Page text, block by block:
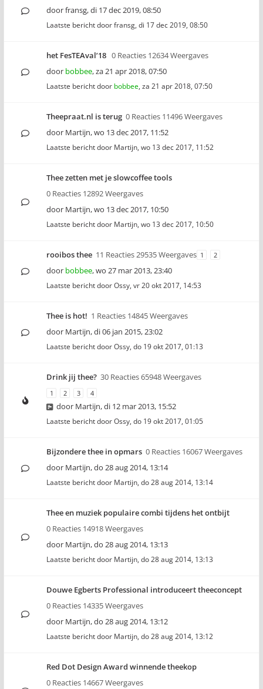
doorfransg,di 17 dec 2019, 08:50
Laatste bericht doorfransg, di 17 dec 2019, 08:50
het FesTEAval’18 0 Reacties 12634 Weergaves
door bobbee,za 21 apr 2018, 07:50
Laatste bericht door bobbee, za 21 apr 2018, 07:50
Theepraat.nl is terug 0 Reacties 11496 Weergaves
door Martijn,wo 13 dec 2017, 11:52
Laatste bericht door Martijn, wo 13 dec 2017, 11:52
Thee zetten met je slowcoffee tools
0 Reacties 12892 Weergaves
door Martijn,wo 13 dec 2017, 10:50
Laatste bericht door Martijn, wo 13 dec 2017, 10:50
rooibos thee 11 Reacties 29535 Weergaves 1 2
door bobbee,wo 27 mar 2013, 23:40
Laatste bericht doorOssy, vr 20 okt 2017, 14:53
Thee is hot! 1 Reacties 14845 Weergaves
door Martijn,di 06 jan 2015, 23:02
Laatste bericht doorOssy, do 19 okt 2017, 01:13
Drink jij thee? 30 Reacties 65948 Weergaves
1 2 3 4
door Martijn,di 12 mar 2013, 15:52
Laatste bericht doorOssy, do 19 okt 2017, 01:05
Bijzondere thee in opmars 0 Reacties 16067 Weergaves
door Martijn,do 28 aug 2014, 13:14
Laatste bericht door Martijn, do 28 aug 2014, 13:14
Thee en muziek populaire combi tijdens het ontbijt
0 Reacties 14918 Weergaves
door Martijn,do 28 aug 2014, 13:13
Laatste bericht door Martijn, do 28 aug 2014, 13:13
Douwe Egberts Professional introduceert theeconcept
0 Reacties 14335 Weergaves
door Martijn,do 28 aug 2014, 13:12
Laatste bericht door Martijn, do 28 aug 2014, 13:12
Red Dot Design Award winnende theekop
0 Reacties 14667 Weergaves